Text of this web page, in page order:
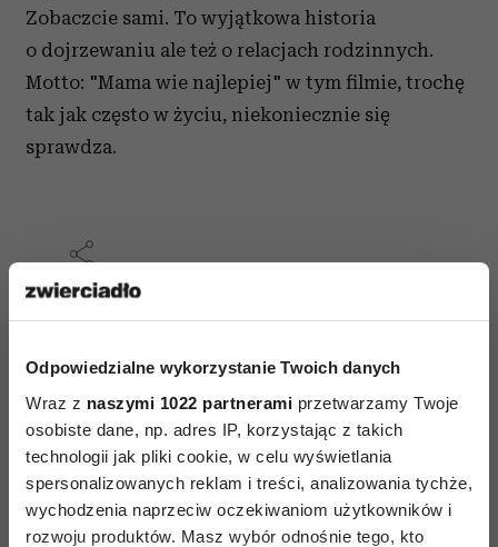
Odpowiedzialne wykorzystanie Twoich danych
Wraz z naszymi 1022 partnerami przetwarzamy Twoje
osobiste dane, np. adres IP, korzystając z takich
technologii jak pliki cookie, w celu wyświetlania
spersonalizowanych reklam i treści, analizowania tychże,
wychodzenia naprzeciw oczekiwaniom użytkowników i
rozwoju produktów. Masz wybór odnośnie tego, kto
Zobaczcie sami. To wyjątkowa historia
o dojrzewaniu ale też o relacjach rodzinnych.
Motto: "Mama wie najlepiej" w tym filmie, trochę
tak jak często w życiu, niekoniecznie się
sprawdza.